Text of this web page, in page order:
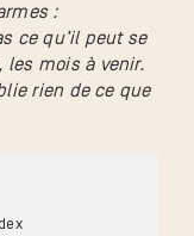
:
ce qu’il peut se
les mois à venir.
rien de ce que